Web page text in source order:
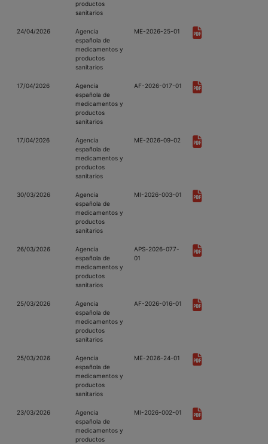
productos
sanitarios
24/04/2026
Agencia
española de
medicamentos y
productos
sanitarios
ME-2026-25-01
17/04/2026
Agencia
española de
medicamentos y
productos
sanitarios
AF-2026-017-01
17/04/2026
Agencia
española de
medicamentos y
productos
sanitarios
ME-2026-09-02
30/03/2026
Agencia
española de
medicamentos y
productos
sanitarios
MI-2026-003-01
26/03/2026
Agencia
española de
medicamentos y
productos
sanitarios
APS-2026-077-
01
25/03/2026
Agencia
española de
medicamentos y
productos
sanitarios
AF-2026-016-01
25/03/2026
Agencia
española de
medicamentos y
productos
sanitarios
ME-2026-24-01
23/03/2026
Agencia
española de
medicamentos y
productos
MI-2026-002-01